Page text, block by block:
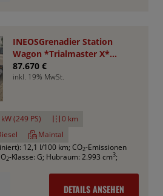
INEOSGrenadier Station
Wagon *Trialmaster X*
VA+HA Sperren
87.670 €
inkl. 19% MwSt.
(249 PS)
0 km
Maintal
12,1 l/100 km; CO2-Emissionen
2-Klasse: G; Hubraum: 2.993 cm3;
DETAILS ANSEHEN